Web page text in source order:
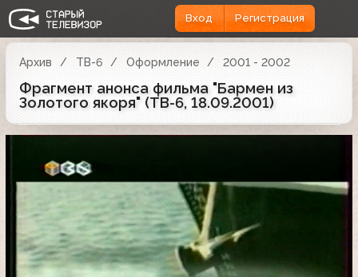
Вход Регистрация
Архив ТВ-6 Оформление 2001 - 2002
Фрагмент анонса фильма "Бармен из
Золотого якоря" (ТВ-6, 18.09.2001)